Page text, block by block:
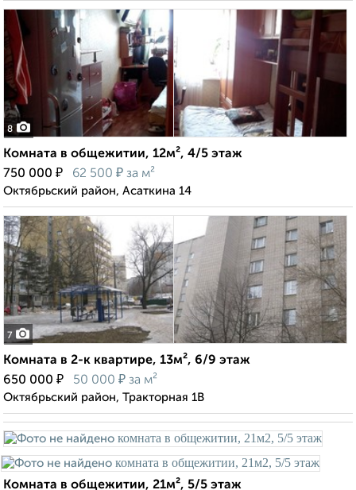
8
Комната в общежитии, 12м², 4/5 этаж
750 000 ₽ 62 500 ₽ за м²
Октябрьский район, Асаткина 14
7
Комната в 2-к квартире, 13м², 6/9 этаж
650 000 ₽ 50 000 ₽ за м²
Октябрьский район, Тракторная 1В
Комната в общежитии, 21м², 5/5 этаж